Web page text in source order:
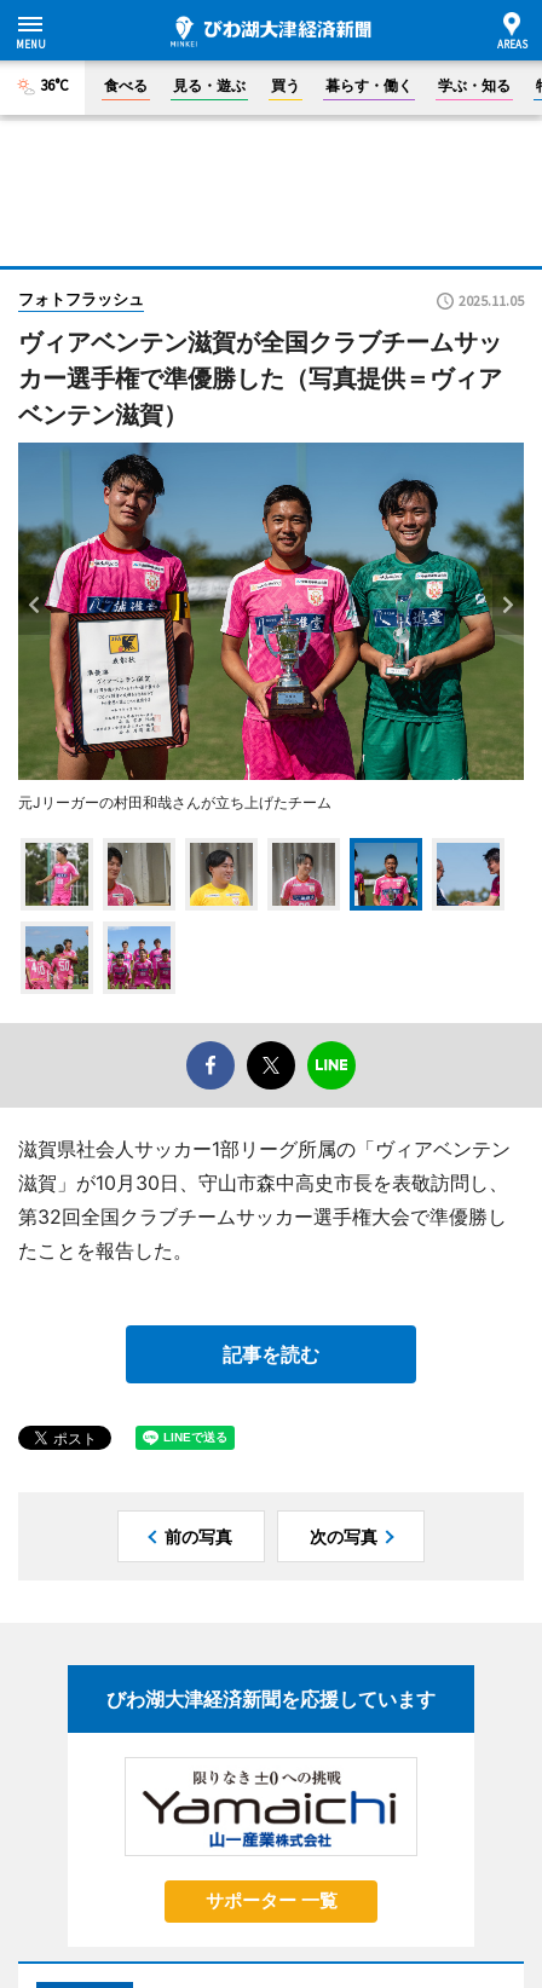
36°C 食べる 見る・遊ぶ 買う 暮らす・働く 学ぶ・知る
フォトフラッシュ 2025.11.05
ヴィアベンテン滋賀が全国クラブチームサッ
カー選手権で準優勝した（写真提供＝ヴィア
ベンテン滋賀）
元Jリーガーの村田和哉さんが立ち上げたチーム
滋賀県社会人サッカー1部リーグ所属の「ヴィアベンテン
滋賀」が10月30日、守山市森中高史市長を表敬訪問し、
第32回全国クラブチームサッカー選手権大会で準優勝し
たことを報告した。
記事を読む
前の写真 次の写真
びわ湖大津経済新聞を応援しています
サポーター 一覧